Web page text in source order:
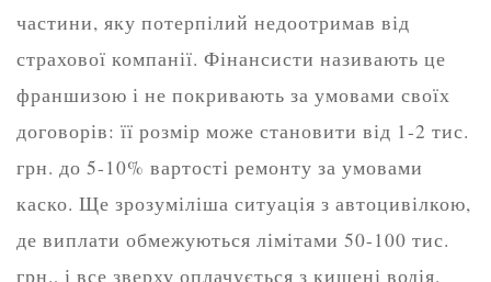
частини, яку потерпілий недоотримав від
страхової компанії. Фінансисти називають це
франшизою і не покривають за умовами своїх
договорів: її розмір може становити від 1-2 тис.
грн. до 5-10% вартості ремонту за умовами
каско. Ще зрозуміліша ситуація з автоцивілкою,
де виплати обмежуються лімітами 50-100 тис.
грн., і все зверху оплачується з кишені водія.